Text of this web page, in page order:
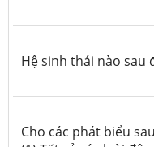
Hệ sinh thái nào sau
Cho các phát biểu